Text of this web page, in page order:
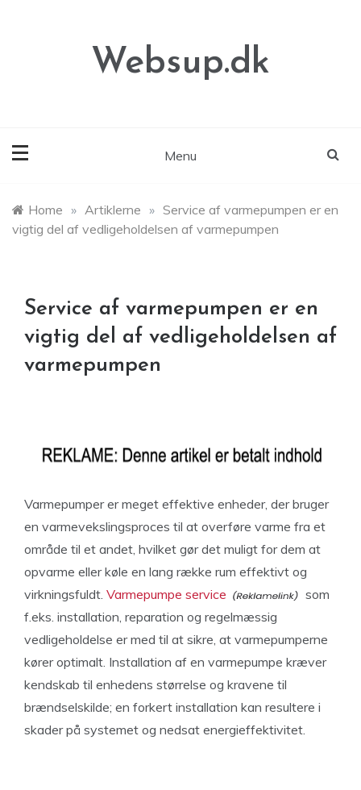
Websup.dk
Menu
Home » Artiklerne » Service af varmepumpen er en
vigtig del af vedligeholdelsen af varmepumpen
Service af varmepumpen er en
vigtig del af vedligeholdelsen af
varmepumpen
Varmepumper er meget effektive enheder, der bruger
en varmevekslingsproces til at overføre varme fra et
område til et andet, hvilket gør det muligt for dem at
opvarme eller køle en lang række rum effektivt og
virkningsfuldt. Varmepumpe service
som
f.eks. installation, reparation og regelmæssig
vedligeholdelse er med til at sikre, at varmepumperne
kører optimalt. Installation af en varmepumpe kræver
kendskab til enhedens størrelse og kravene til
brændselskilde; en forkert installation kan resultere i
skader på systemet og nedsat energieffektivitet.